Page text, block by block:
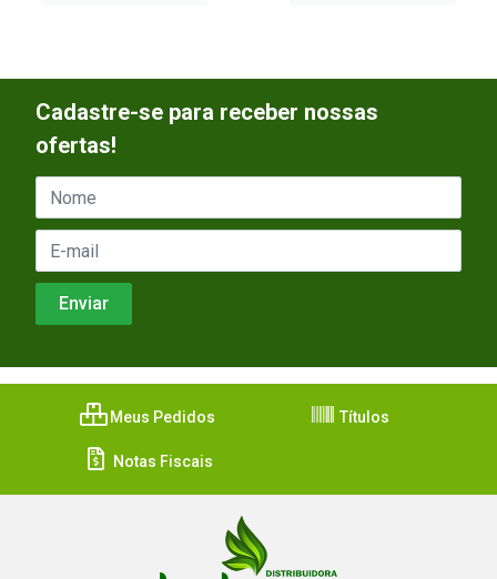
Cadastre-se para receber nossas
ofertas!
Meus Pedidos Títulos
Notas Fiscais